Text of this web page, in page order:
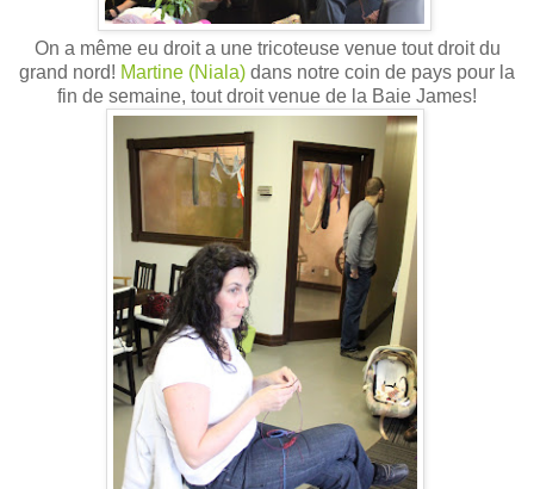
On a même eu droit a une tricoteuse venue tout droit du
grand nord! Martine (Niala) dans notre coin de pays pour la
fin de semaine, tout droit venue de la Baie James!